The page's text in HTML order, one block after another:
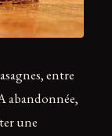
entre
abandonnée,
une